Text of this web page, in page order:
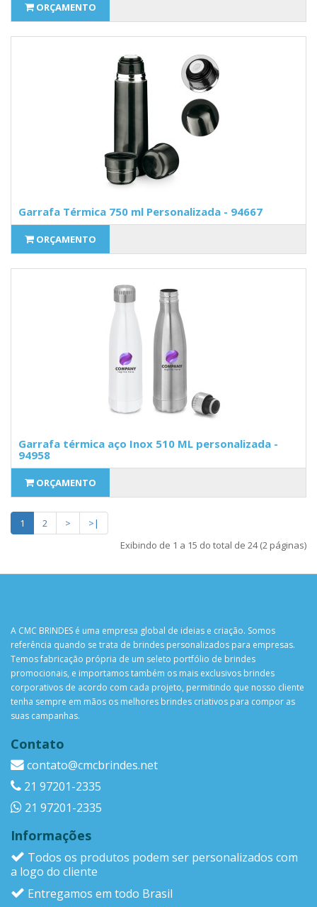
ORÇAMENTO
Garrafa Térmica 750 ml Personalizada - 94667
ORÇAMENTO
Garrafa térmica aço Inox 510 ML personalizada -
94958
ORÇAMENTO
1 2 >
>|
Exibindo de 1 a 15 do total de 24 (2 páginas)
A CMC BRINDES é uma empresa global de ideias e criação. Somos
referência quando se trata de brindes personalizados para empresas.
Temos fabricação própria de um seleto portfólio de brindes
promocionais, e importamos também os mais exclusivos brindes
corporativos de acordo com cada projeto, permitindo que nosso cliente
tenha sempre em mãos os melhores brindes criativos para compor as
suas campanhas.
Contato
contato@cmcbrindes.net
21 97201-2335
21 97201-2335
Informações
Todos os produtos podem ser personalizados com
a logo do cliente
Entregamos em todo Brasil